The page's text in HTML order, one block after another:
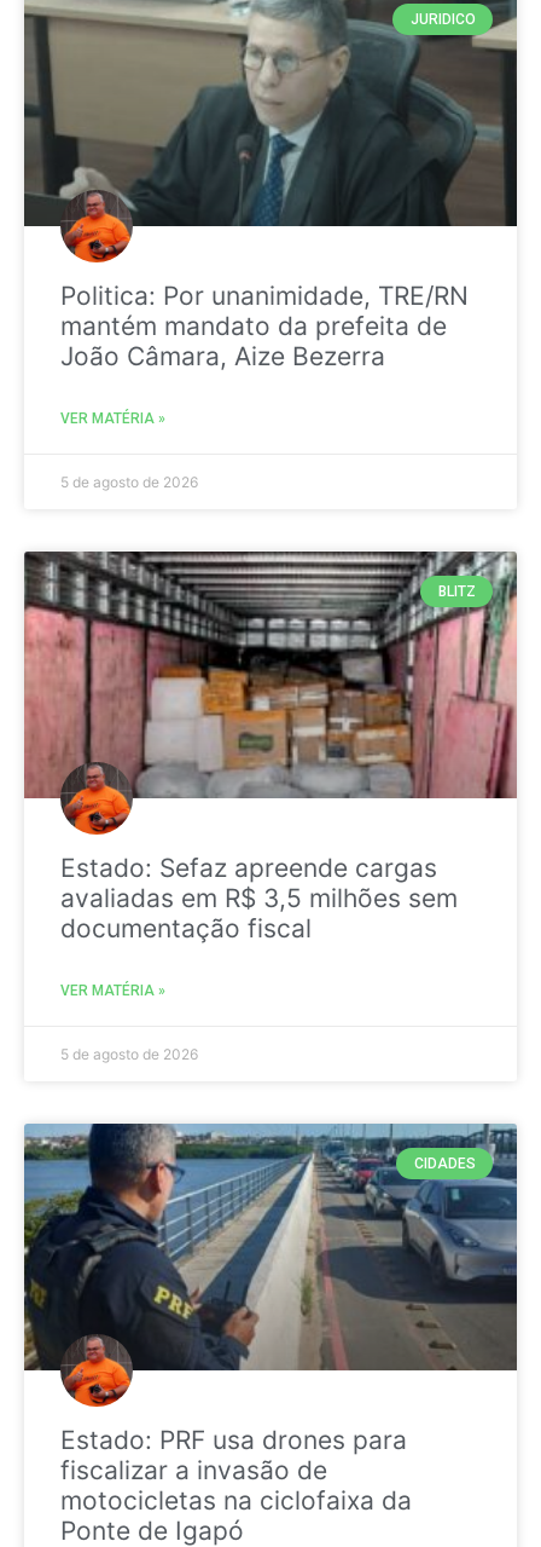
JURIDICO
Politica: Por unanimidade, TRE/RN
mantém mandato da prefeita de
João Câmara, Aize Bezerra
VER MATÉRIA »
5 de agosto de 2026
BLITZ
Estado: Sefaz apreende cargas
avaliadas em R$ 3,5 milhões sem
documentação fiscal
VER MATÉRIA »
5 de agosto de 2026
CIDADES
Estado: PRF usa drones para
fiscalizar a invasão de
motocicletas na ciclofaixa da
Ponte de Igapó